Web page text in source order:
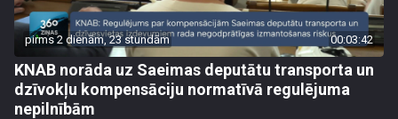
pirms 2 dienām, 23 stundām 00:03:42
KNAB norāda uz Saeimas deputātu transporta un
dzīvokļu kompensāciju normatīvā regulējuma
nepilnībām